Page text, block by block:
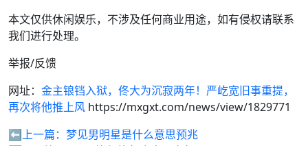
本文仅供休闲娱乐，不涉及任何商业用途，如有侵权请联系
我们进行处理。
举报/反馈
网址： 金主锒铛入狱，佟大为沉寂两年！严屹宽旧事重提，
再次将他推上风 https://mxgxt.com/news/view/1829771
⬅️上一篇： 梦见男明星是什么意思预兆